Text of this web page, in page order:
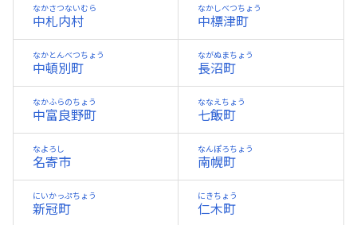
中札内村
なかさつないむら
中標津町
なかしべつちょう
中頓別町
なかとんべつちょう
長沼町
ながぬまちょう
中富良野町
なかふらのちょう
七飯町
ななえちょう
名寄市
なよろし
南幌町
なんぽろちょう
新冠町
にいかっぷちょう
仁木町
にきちょう